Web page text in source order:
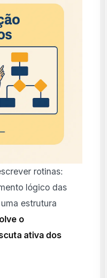
rotinas:
lógico das
estrutura
o
ativa dos